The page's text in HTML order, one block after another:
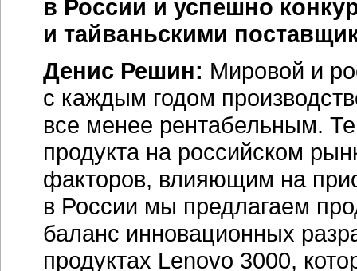
в России и успешно
и тайваньскими
Денис Решин: Мировой и
с каждым годом
все менее рентабельным.
продукта на российском
факторов, влияющим на
в России мы предлагаем
баланс инновационных
продуктах Lenovo 3000,